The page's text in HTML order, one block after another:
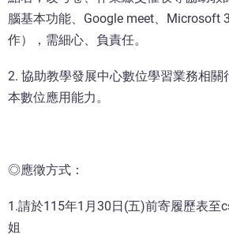
腦基本功能、Google meet、Microsoft
作），需細心、負責任。
2. 協助教學發展中心數位學習業務相關
本數位應用能力。
◎應徵方式：
1.請於115年1月30日(五)前寄履歷表至
姐